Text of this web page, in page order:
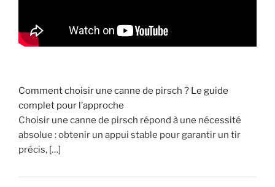
h
e
»
Comment choisir une canne de pirsch ? Le guide
complet pour l’approche
Choisir une canne de pirsch répond à une nécessité
absolue : obtenir un appui stable pour garantir un tir
précis, […]